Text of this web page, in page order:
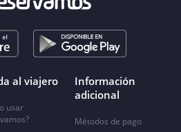
al viajero
usar
Información
adicional
Métodos de pago